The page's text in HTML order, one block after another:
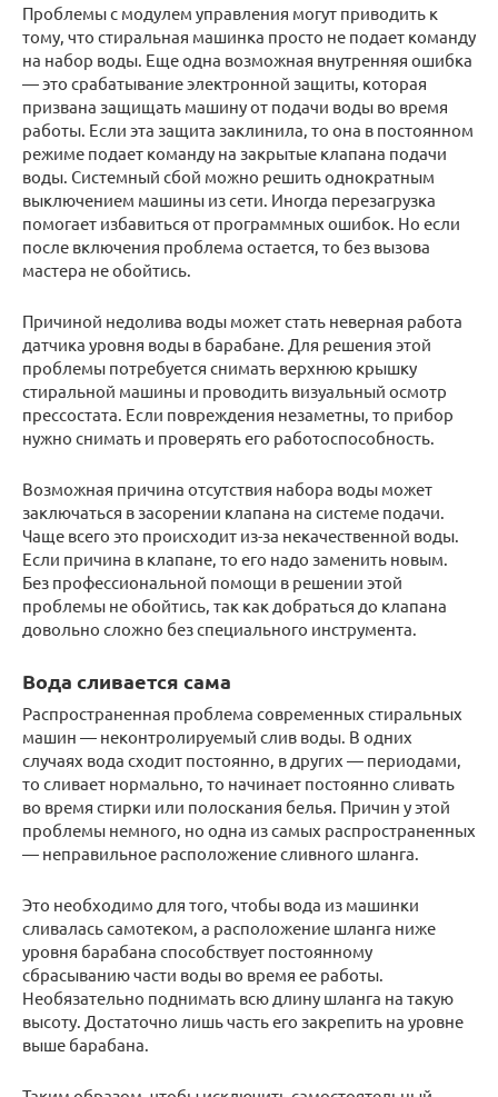
Проблемы с модулем управления могут приводить к
тому, что стиральная машинка просто не подает команду
на набор воды. Еще одна возможная внутренняя ошибка
— это срабатывание электронной защиты, которая
призвана защищать машину от подачи воды во время
работы. Если эта защита заклинила, то она в постоянном
режиме подает команду на закрытые клапана подачи
воды. Системный сбой можно решить однократным
выключением машины из сети. Иногда перезагрузка
помогает избавиться от программных ошибок. Но если
после включения проблема остается, то без вызова
мастера не обойтись.
Причиной недолива воды может стать неверная работа
датчика уровня воды в барабане. Для решения этой
проблемы потребуется снимать верхнюю крышку
стиральной машины и проводить визуальный осмотр
прессостата. Если повреждения незаметны, то прибор
нужно снимать и проверять его работоспособность.
Возможная причина отсутствия набора воды может
заключаться в засорении клапана на системе подачи.
Чаще всего это происходит из-за некачественной воды.
Если причина в клапане, то его надо заменить новым.
Без профессиональной помощи в решении этой
проблемы не обойтись, так как добраться до клапана
довольно сложно без специального инструмента.
Вода сливается сама
Распространенная проблема современных стиральных
машин — неконтролируемый слив воды. В одних
случаях вода сходит постоянно, в других — периодами,
то сливает нормально, то начинает постоянно сливать
во время стирки или полоскания белья. Причин у этой
проблемы немного, но одна из самых распространенных
— неправильное расположение сливного шланга.
Это необходимо для того, чтобы вода из машинки
сливалась самотеком, а расположение шланга ниже
уровня барабана способствует постоянному
сбрасыванию части воды во время ее работы.
Необязательно поднимать всю длину шланга на такую
высоту. Достаточно лишь часть его закрепить на уровне
выше барабана.